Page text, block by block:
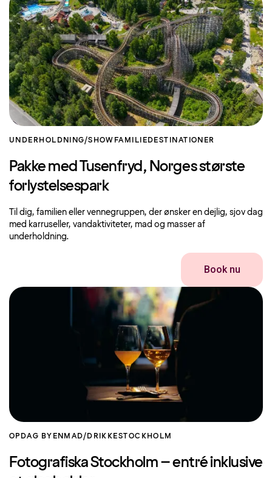
UNDERHOLDNING/SHOW FAMILIE DESTINATIONER
Pakke med Tusenfryd, Norges største
forlystelsespark
Til dig, familien eller vennegruppen, der ønsker en dejlig, sjov dag
med karruseller, vandaktiviteter, mad og masser af
underholdning.
Book nu
OPDAG BYEN MAD/DRIKKESTOCKHOLM
Fotografiska Stockholm – entré inklusive